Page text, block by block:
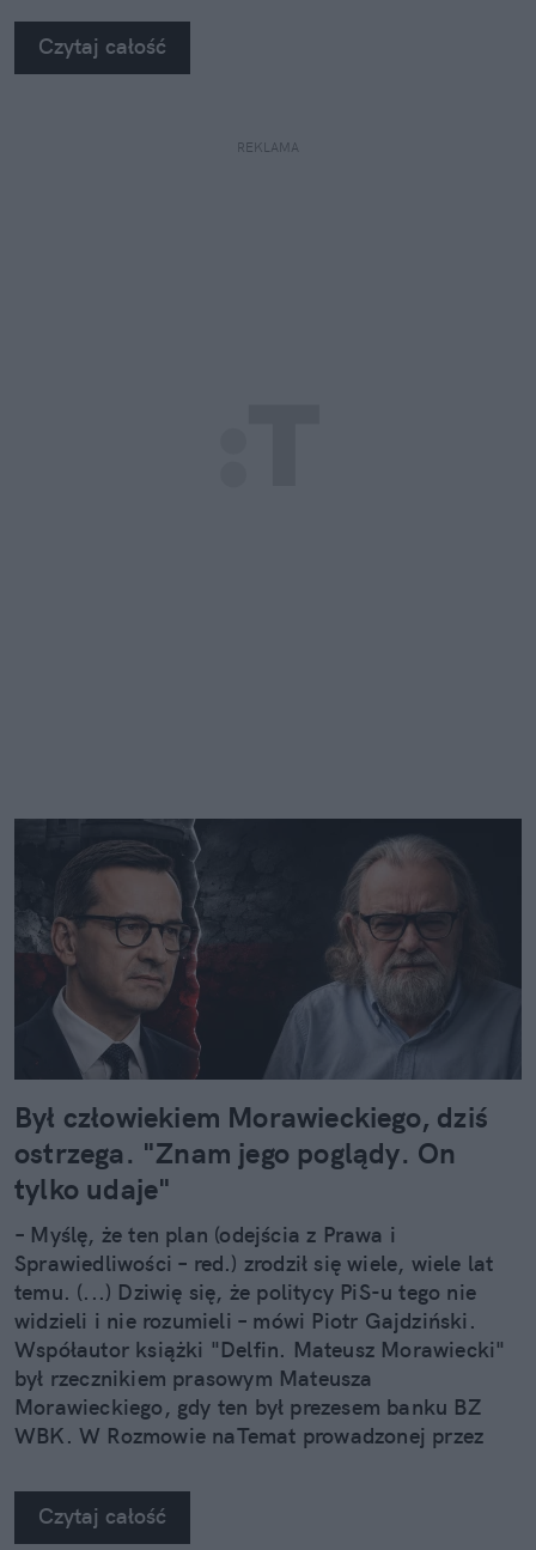
Czytaj całość
REKLAMA
Był człowiekiem Morawieckiego, dziś
ostrzega. "Znam jego poglądy. On
tylko udaje"
– Myślę, że ten plan (odejścia z Prawa i
Sprawiedliwości – red.) zrodził się wiele, wiele lat
temu. (...) Dziwię się, że politycy PiS-u tego nie
widzieli i nie rozumieli – mówi Piotr Gajdziński.
Współautor książki "Delfin. Mateusz Morawiecki"
był rzecznikiem prasowym Mateusza
Morawieckiego, gdy ten był prezesem banku BZ
WBK. W Rozmowie naTemat prowadzonej przez
niedoceniane atuty byłego premiera, którymi może
napędzić Rozwój Plus.
Czytaj całość